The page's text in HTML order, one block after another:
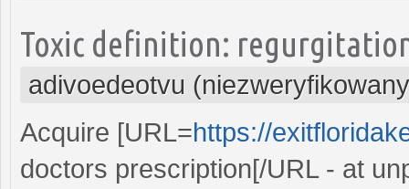
Toxic definition:
adivoedeotvu
Acquire [URL=https://
doctors prescription[/URL - at